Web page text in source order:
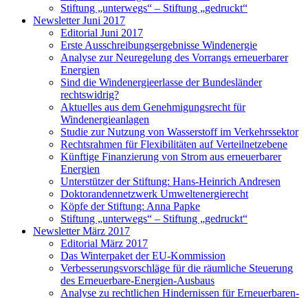
Stiftung „unterwegs“ – Stiftung „gedruckt“
Newsletter Juni 2017
Editorial Juni 2017
Erste Ausschreibungsergebnisse Windenergie
Analyse zur Neuregelung des Vorrangs erneuerbarer
Energien
Sind die Windenergieerlasse der Bundesländer
rechtswidrig?
Aktuelles aus dem Genehmigungsrecht für
Windenergieanlagen
Studie zur Nutzung von Wasserstoff im Verkehrssektor
Rechtsrahmen für Flexibilitäten auf Verteilnetzebene
Künftige Finanzierung von Strom aus erneuerbarer
Energien
Unterstützer der Stiftung: Hans-Heinrich Andresen
Doktorandennetzwerk Umweltenergierecht
Köpfe der Stiftung: Anna Papke
Stiftung „unterwegs“ – Stiftung „gedruckt“
Newsletter März 2017
Editorial März 2017
Das Winterpaket der EU-Kommission
Verbesserungsvorschläge für die räumliche Steuerung
des Erneuerbare-Energien-Ausbaus
Analyse zu rechtlichen Hindernissen für Erneuerbaren-